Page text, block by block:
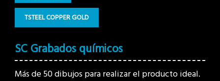
TSTEEL COPPER GOLD
SC Grabados químicos
Más de 50 dibujos para realizar el producto ideal.